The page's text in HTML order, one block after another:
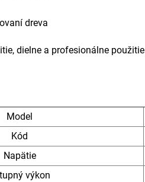
dreva
dielne a profesionálne použitie
Model
Kód
Napätie
výkon